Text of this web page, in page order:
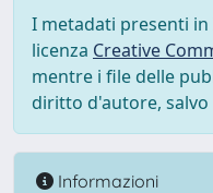
I metadati presenti in
licenza Creative
mentre i file delle
diritto d'autore, salvo
Informazioni